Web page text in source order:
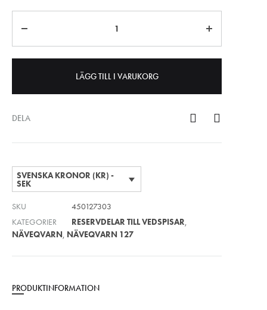
LÄGG TILL I VARUKORG
DELA
SVENSKA KRONOR (KR) -
SEK
SKU
450127303
KATEGORIER
RESERVDELAR TILL VEDSPISAR
NÄVEQVARN NÄVEQVARN 127
PRODUKTINFORMATION